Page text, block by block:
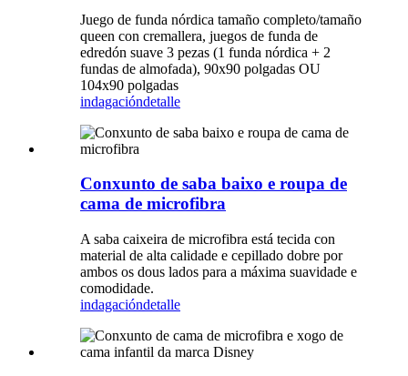
Juego de funda nórdica tamaño completo/tamaño
queen con cremallera, juegos de funda de
edredón suave 3 pezas (1 funda nórdica + 2
fundas de almofada), 90x90 polgadas OU
104x90 polgadas
indagacióndetalle
Conxunto de saba baixo e roupa de
cama de microfibra
A saba caixeira de microfibra está tecida con
material de alta calidade e cepillado dobre por
ambos os dous lados para a máxima suavidade e
comodidade.
indagacióndetalle